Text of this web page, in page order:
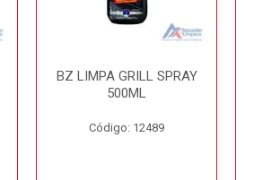
BZ LIMPA GRILL SPRAY
500ML
Código: 12489